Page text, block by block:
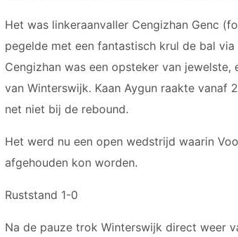
Het was linkeraanvaller Cengizhan Genc
pegelde met een fantastisch krul de bal
Cengizhan was een opsteker van
van Winterswijk. Kaan Aygun raakte vanaf
net niet bij de rebound.
Het werd nu een open wedstrijd waarin
afgehouden kon worden.
Ruststand 1-0
Na de pauze trok Winterswijk direct weer